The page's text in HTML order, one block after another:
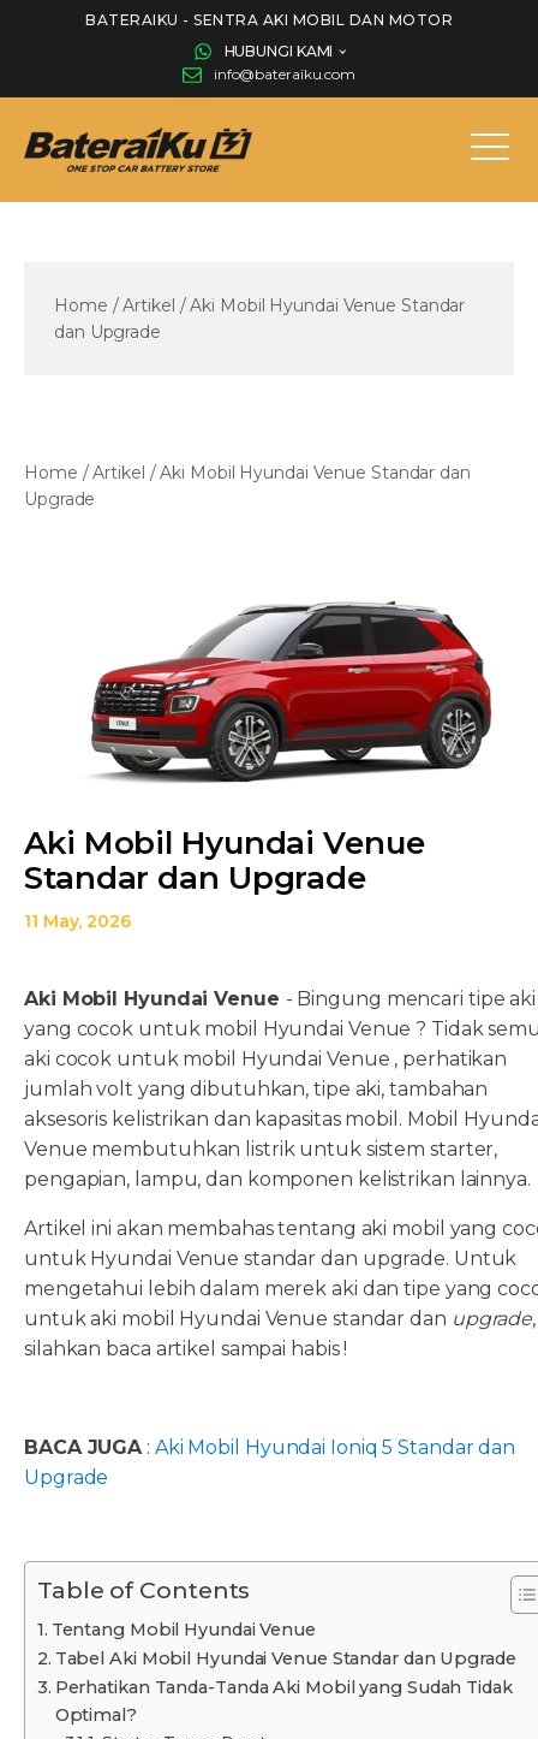
BATERAIKU - SENTRA AKI MOBIL DAN MOTOR
HUBUNGI KAMI
info@bateraiku.com
Home /Artikel /Aki Mobil Hyundai Venue Standar
dan Upgrade
Home /Artikel /Aki Mobil Hyundai Venue Standar dan
Upgrade
Aki Mobil Hyundai Venue
Standar dan Upgrade
11 May, 2026
Aki Mobil Hyundai Venue - Bingung mencari tipe aki
yang cocok untuk mobil Hyundai Venue ? Tidak
aki cocok untuk mobil Hyundai Venue , perhatikan
jumlah volt yang dibutuhkan, tipe aki, tambahan
aksesoris kelistrikan dan kapasitas mobil. Mobil
Venue membutuhkan listrik untuk sistem starter,
pengapian, lampu, dan komponen kelistrikan lainnya.
Artikel ini akan membahas tentang aki mobil yang
untuk Hyundai Venue standar dan upgrade. Untuk
mengetahui lebih dalam merek aki dan tipe yang
untuk aki mobil Hyundai Venue standar dan upgrade,
silahkan baca artikel sampai habis !
BACA JUGA: Aki Mobil Hyundai Ioniq 5 Standar dan
Upgrade
Table of Contents
Tentang Mobil Hyundai Venue
Tabel Aki Mobil Hyundai Venue Standar dan Upgrade
Perhatikan Tanda-Tanda Aki Mobil yang Sudah Tidak
Optimal?